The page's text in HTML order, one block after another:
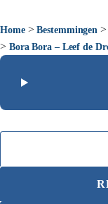
Home>Bestemmingen >
> Bora Bora – Leef de